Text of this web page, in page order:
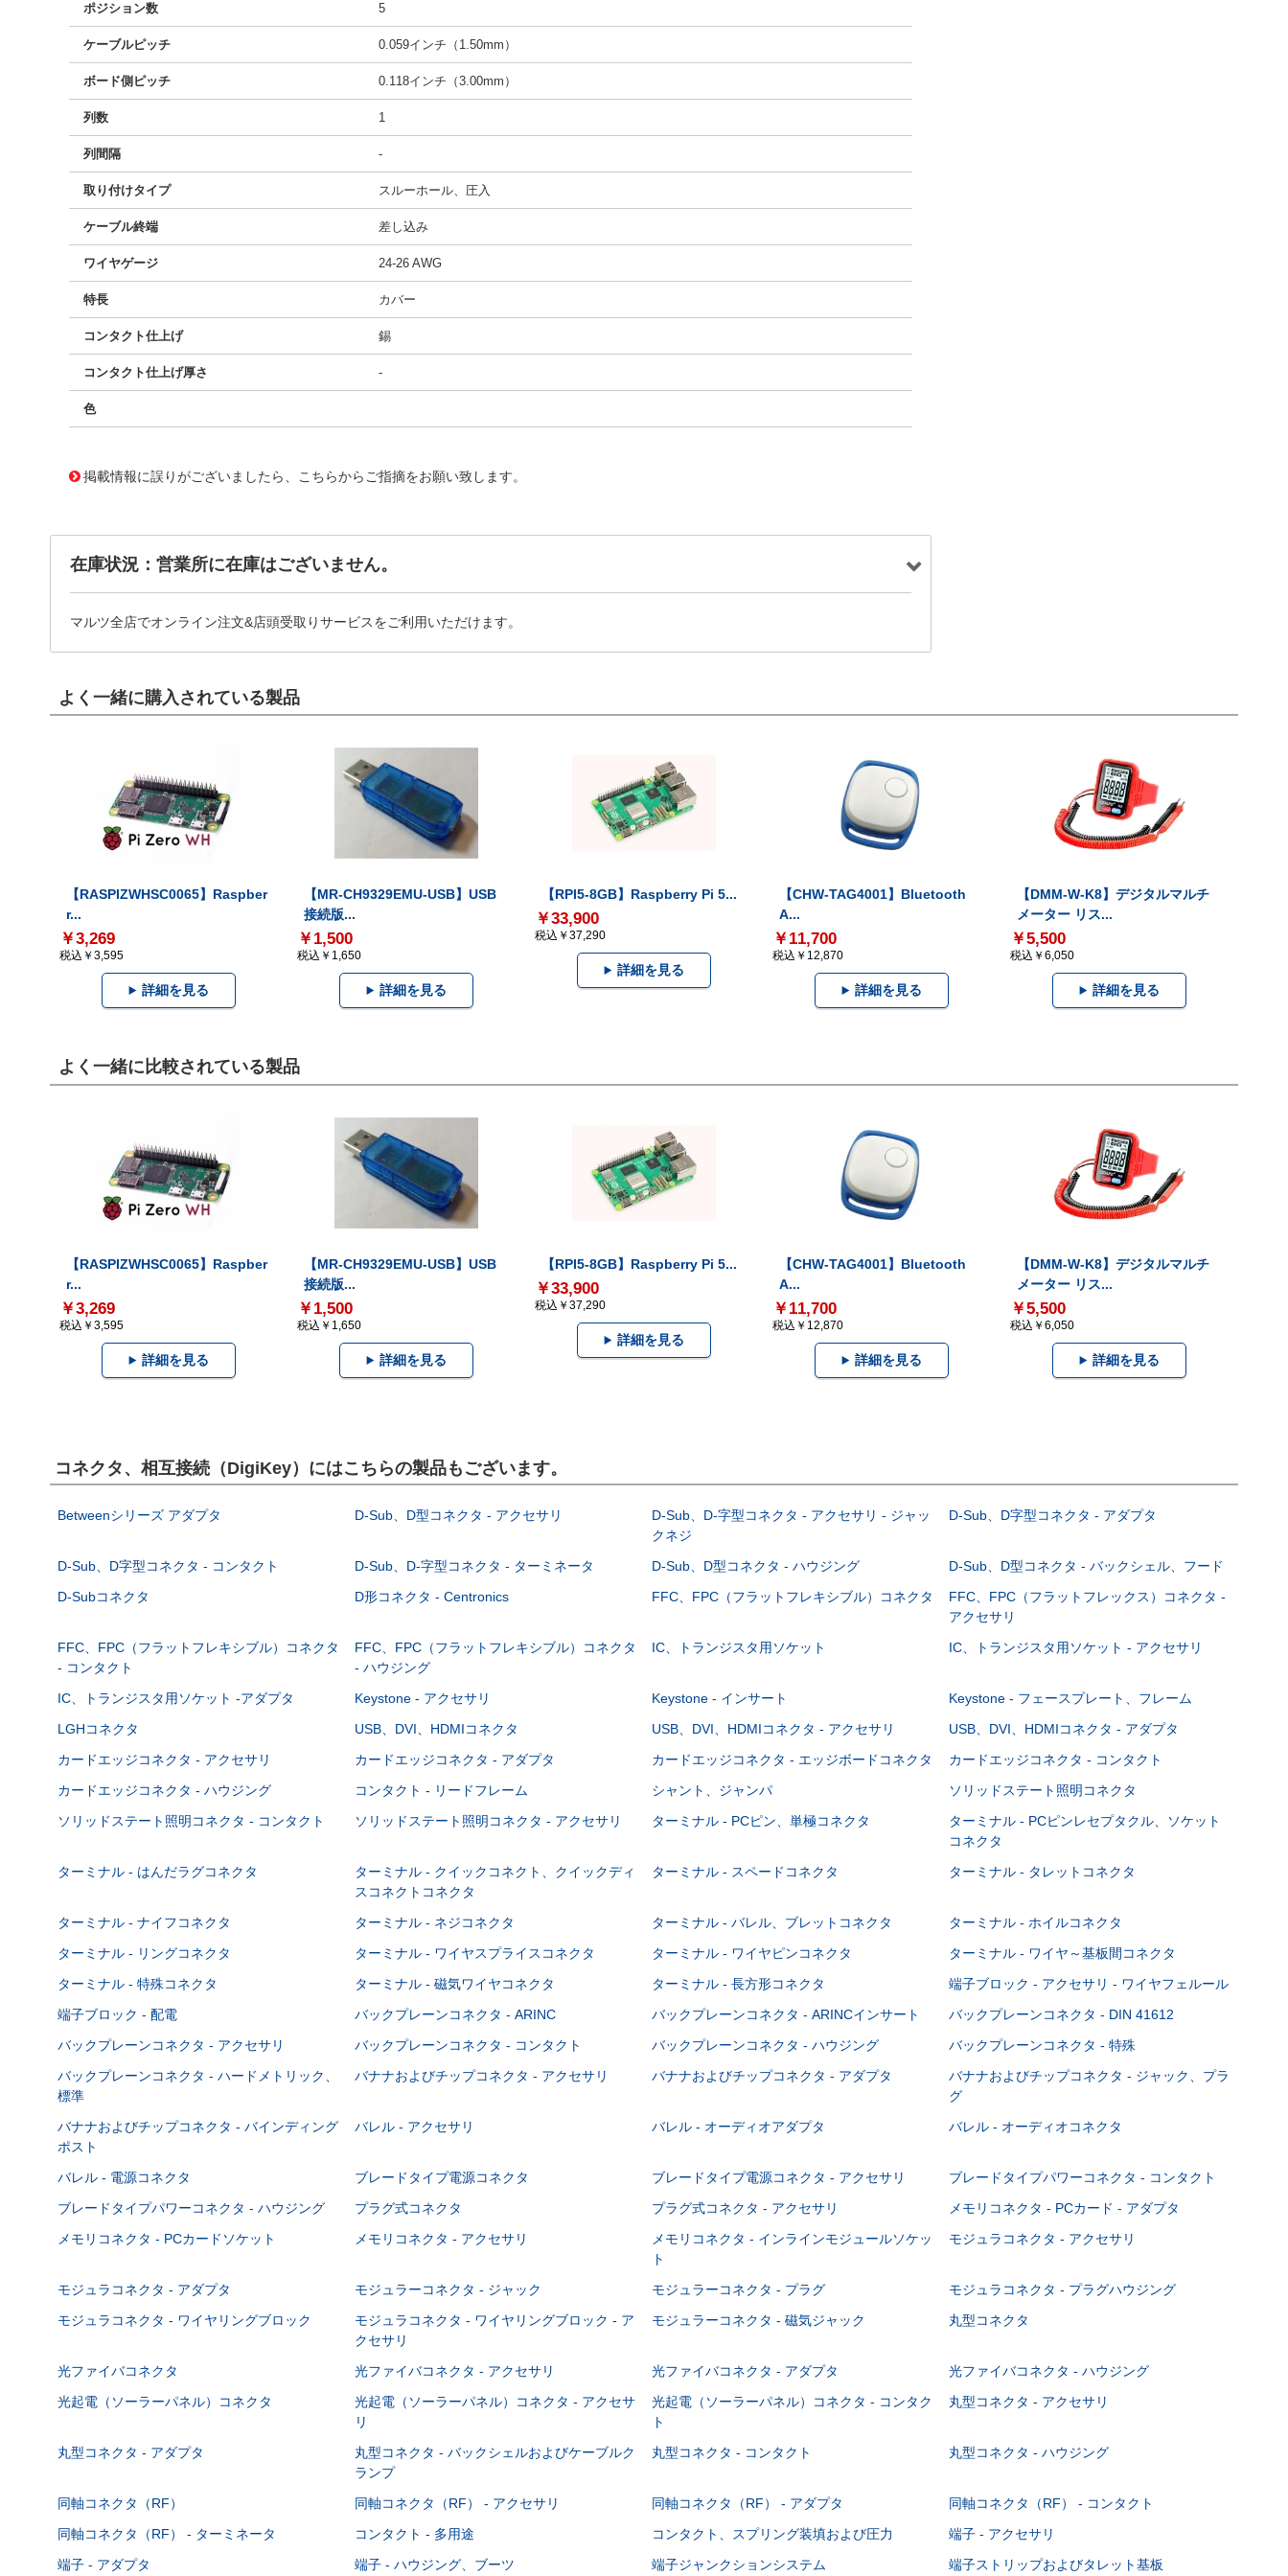
ポジション数 5
ケーブルピッチ 0.059インチ（1.50mm）
ボード側ピッチ 0.118インチ（3.00mm）
列数 1
列間隔 -
取り付けタイプ スルーホール、圧入
ケーブル終端 差し込み
ワイヤゲージ 24-26 AWG
特長 カバー
コンタクト仕上げ 錫
コンタクト仕上げ厚さ -
色
掲載情報に誤りがございましたら、こちらからご指摘をお願い致します。
在庫状況：営業所に在庫はございません。
マルツ全店でオンライン注文&店頭受取りサービスをご利用いただけます。
よく一緒に購入されている製品
【RASPIZWHSC0065】Raspber
r...
￥3,269
税込￥3,595
詳細を見る
【MR-CH9329EMU-USB】USB
接続版...
￥1,500
税込￥1,650
詳細を見る
【RPI5-8GB】Raspberry Pi 5...
￥33,900
税込￥37,290
詳細を見る
【CHW-TAG4001】Bluetooth
A...
￥11,700
税込￥12,870
詳細を見る
【DMM-W-K8】デジタルマルチ
メーター リス...
￥5,500
税込￥6,050
詳細を見る
よく一緒に比較されている製品
【RASPIZWHSC0065】Raspber
r...
￥3,269
税込￥3,595
詳細を見る
【MR-CH9329EMU-USB】USB
接続版...
￥1,500
税込￥1,650
詳細を見る
【RPI5-8GB】Raspberry Pi 5...
￥33,900
税込￥37,290
詳細を見る
【CHW-TAG4001】Bluetooth
A...
￥11,700
税込￥12,870
詳細を見る
【DMM-W-K8】デジタルマルチ
メーター リス...
￥5,500
税込￥6,050
詳細を見る
コネクタ、相互接続（DigiKey）にはこちらの製品もございます。
Betweenシリーズ アダプタ D-Sub、D型コネクタ - アクセサリ
D-Sub、D-字型コネクタ - アクセサリ - ジャッ
クネジ
D-Sub、D字型コネクタ - アダプタ
D-Sub、D字型コネクタ - コンタクト D-Sub、D-字型コネクタ - ターミネータ D-Sub、D型コネクタ - ハウジング
D-Sub、D型コネクタ - バックシェル、フード
D-Subコネクタ
D形コネクタ - Centronics FFC、FPC（フラットフレキシブル）コネクタ
FFC、FPC（フラットフレックス）コネクタ -
アクセサリ
FFC、FPC（フラットフレキシブル）コネクタ
- コンタクト
FFC、FPC（フラットフレキシブル）コネクタ
- ハウジング
IC、トランジスタ用ソケット IC、トランジスタ用ソケット - アクセサリ
IC、トランジスタ用ソケット -アダプタ Keystone - アクセサリ Keystone - インサート
Keystone - フェースプレート、フレーム
LGHコネクタ
USB、DVI、HDMIコネクタ USB、DVI、HDMIコネクタ - アクセサリ
USB、DVI、HDMIコネクタ - アダプタ
カードエッジコネクタ - アクセサリ
カードエッジコネクタ - アダプタ カードエッジコネクタ - エッジボードコネクタ
カードエッジコネクタ - コンタクト
カードエッジコネクタ - ハウジング
コンタクト - リードフレーム シャント、ジャンパ
ソリッドステート照明コネクタ
ソリッドステート照明コネクタ - コンタクト
ソリッドステート照明コネクタ - アクセサリ ターミナル - PCピン、単極コネクタ
ターミナル - PCピンレセプタクル、ソケット
コネクタ
ターミナル - はんだラグコネクタ
ターミナル - クイックコネクト、クイックディ
スコネクトコネクタ
ターミナル - スペードコネクタ ターミナル - タレットコネクタ
ターミナル - ナイフコネクタ ターミナル - ネジコネクタ ターミナル - バレル、ブレットコネクタ
ターミナル - ホイルコネクタ
ターミナル - リングコネクタ
ターミナル - ワイヤスプライスコネクタ ターミナル - ワイヤピンコネクタ
ターミナル - ワイヤ～基板間コネクタ
ターミナル - 特殊コネクタ
ターミナル - 磁気ワイヤコネクタ ターミナル - 長方形コネクタ
端子ブロック - アクセサリ - ワイヤフェルール
端子ブロック - 配電
バックプレーンコネクタ - ARINC バックプレーンコネクタ - ARINCインサート
バックプレーンコネクタ - DIN 41612
バックプレーンコネクタ - アクセサリ
バックプレーンコネクタ - コンタクト バックプレーンコネクタ - ハウジング
バックプレーンコネクタ - 特殊
バックプレーンコネクタ - ハードメトリック、
標準
バナナおよびチップコネクタ - アクセサリ バナナおよびチップコネクタ - アダプタ
バナナおよびチップコネクタ - ジャック、プラ
グ
バナナおよびチップコネクタ - バインディング
ポスト
バレル - アクセサリ バレル - オーディオアダプタ バレル - オーディオコネクタ
バレル - 電源コネクタ ブレードタイプ電源コネクタ ブレードタイプ電源コネクタ - アクセサリ
ブレードタイプパワーコネクタ - コンタクト
ブレードタイプパワーコネクタ - ハウジング
プラグ式コネクタ プラグ式コネクタ - アクセサリ
メモリコネクタ - PCカード - アダプタ
メモリコネクタ - PCカードソケット
メモリコネクタ - アクセサリ
メモリコネクタ - インラインモジュールソケッ
ト
モジュラコネクタ - アクセサリ
モジュラコネクタ - アダプタ モジュラーコネクタ - ジャック モジュラーコネクタ - プラグ
モジュラコネクタ - プラグハウジング
モジュラコネクタ - ワイヤリングブロック
モジュラコネクタ - ワイヤリングブロック - ア
クセサリ
モジュラーコネクタ - 磁気ジャック 丸型コネクタ
光ファイバコネクタ 光ファイバコネクタ - アクセサリ 光ファイバコネクタ - アダプタ
光ファイバコネクタ - ハウジング
光起電（ソーラーパネル）コネクタ
光起電（ソーラーパネル）コネクタ - アクセサ
リ
光起電（ソーラーパネル）コネクタ - コンタク
ト
丸型コネクタ - アクセサリ
丸型コネクタ - アダプタ
丸型コネクタ - バックシェルおよびケーブルク
ランプ
丸型コネクタ - コンタクト 丸型コネクタ - ハウジング
同軸コネクタ（RF） 同軸コネクタ（RF） - アクセサリ 同軸コネクタ（RF） - アダプタ
同軸コネクタ（RF） - コンタクト
同軸コネクタ（RF） - ターミネータ
コンタクト - 多用途 コンタクト、スプリング装填および圧力
端子 - アクセサリ
端子 - アダプタ
端子 - ハウジング、ブーツ 端子ジャンクションシステム 端子ストリップおよびタレット基板